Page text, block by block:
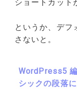
ショートカット
というか、デフ
さないと。
WordPress5
シックの段落